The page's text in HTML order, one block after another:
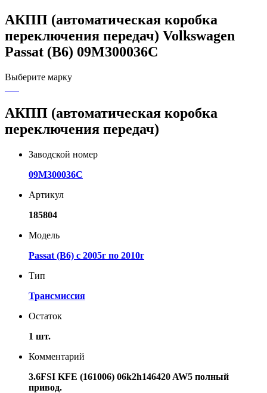
АКПП (автоматическая коробка
переключения передач) Volkswagen
Passat (B6) 09M300036C
Выберите марку
АКПП (автоматическая коробка
переключения передач)
Заводской номер
09M300036C
Артикул
185804
Модель
Passat (B6) с 2005г по 2010г
Тип
Трансмиссия
Остаток
1 шт.
Комментарий
3.6FSI KFE (161006) 06k2h146420 AW5 полный
привод.